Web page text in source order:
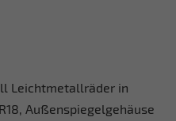
Leichtmetallräder in
Außenspiegelgehäuse